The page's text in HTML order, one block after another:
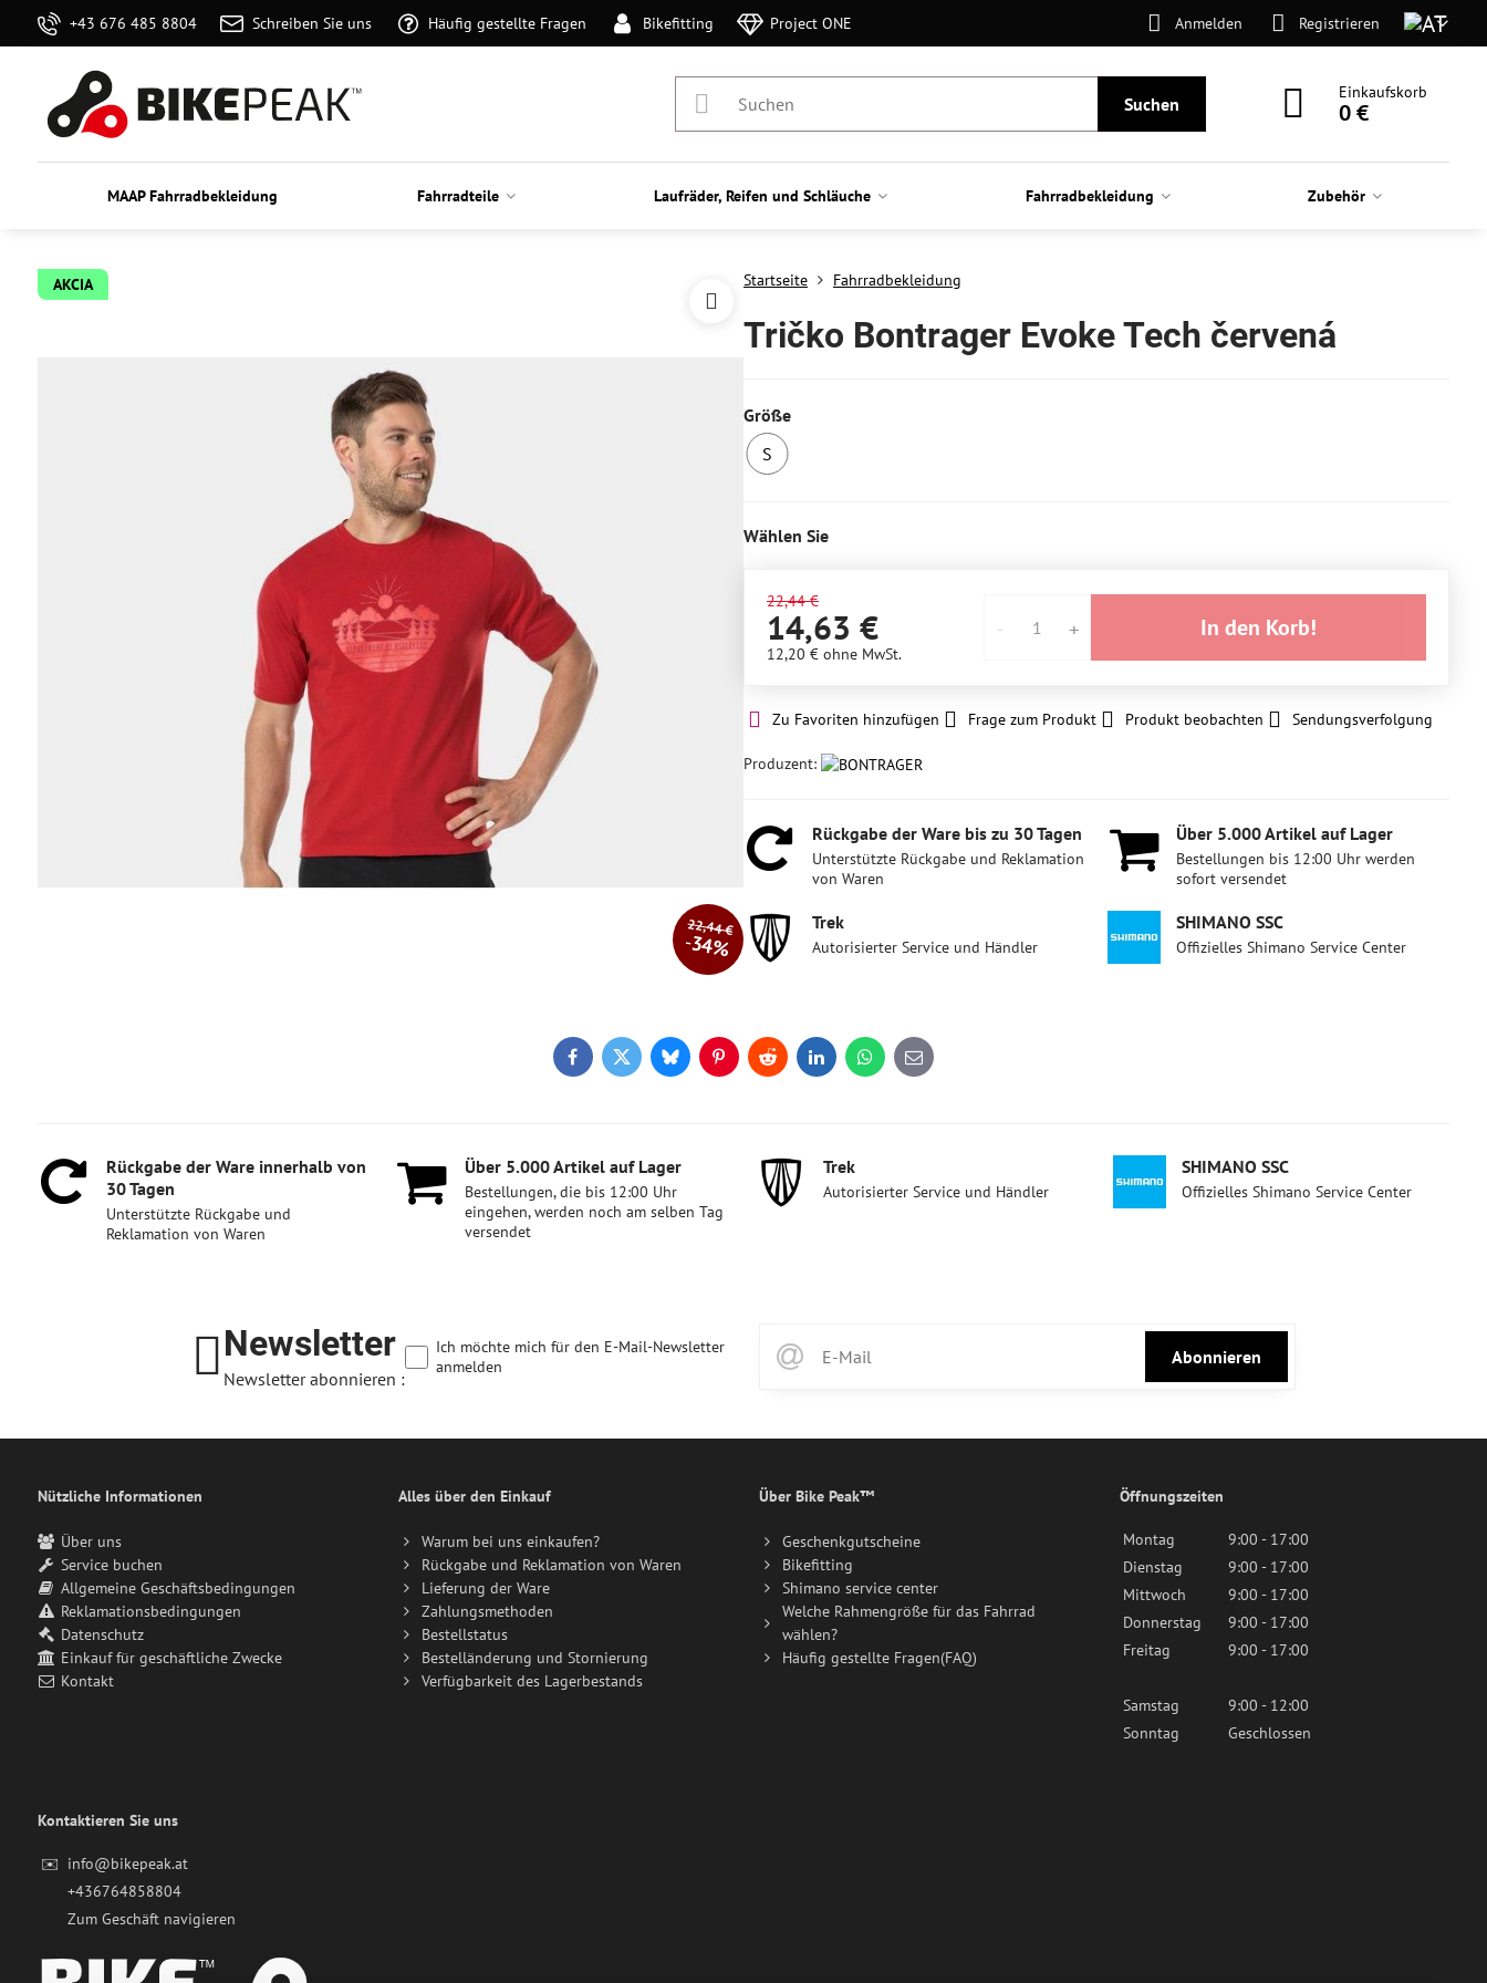
+43 676 485 8804 Schreiben Sie uns Häufig gestellte Fragen Bikefitting Project ONE Anmelden Registrieren
Suchen
Einkaufskorb
0 €
MAAP Fahrradbekleidung Fahrradteile Laufräder, Reifen und Schläuche Fahrradbekleidung Zubehör
AKCIA
22,44 €
34%
Startseite Fahrradbekleidung
Tričko Bontrager Evoke Tech červená
Größe
S
auf
Wählen Sie
22,44 €
14,63 €
12,20 € ohne MwSt.
In den Korb!
Zu Favoriten hinzufügen Frage zum Produkt Produkt beobachten Sendungsverfolgung
Produzent:
Rückgabe der Ware bis zu 30 Tagen
Unterstützte Rückgabe und Reklamation
von Waren
Über 5​.000 Artikel auf Lager
Bestellungen bis 12:00 Uhr werden
sofort versendet
Trek
Autorisierter Service und Händler
SHIMANO SSC
Offizielles Shimano Service Center
FacebookTwitterBlueskyPinterestRedditLinkedInWhatsApp
E-
mail
Rückgabe der Ware innerhalb von
30 Tagen
Unterstützte Rückgabe und
Reklamation von Waren
Über 5​.000 Artikel auf Lager
Bestellungen, die bis 12:00 Uhr
eingehen, werden noch am selben Tag
versendet
Trek
Autorisierter Service und Händler
SHIMANO SSC
Offizielles Shimano Service Center
Newsletter
Newsletter abonnieren :
Abonnieren
Ich möchte mich für den E-Mail-Newsletter
anmelden
Nützliche Informationen
Über uns
Service buchen
Allgemeine Geschäftsbedingungen
Reklamationsbedingungen
Datenschutz
Einkauf für geschäftliche Zwecke
Kontakt
Alles über den Einkauf
Warum bei uns einkaufen?
Rückgabe und Reklamation von Waren
Lieferung der Ware
Zahlungsmethoden
Bestellstatus
Bestelländerung und Stornierung
Verfügbarkeit des Lagerbestands
Über Bike Peak™
Geschenkgutscheine
Bikefitting
Shimano service center
Welche Rahmengröße für das Fahrrad
wählen?
Häufig gestellte Fragen(FAQ)
Öffnungszeiten
Montag
9:00 - 17:00
Dienstag
9:00 - 17:00
Mittwoch
9:00 - 17:00
Donnerstag
9:00 - 17:00
Freitag
9:00 - 17:00
Samstag
9:00 - 12:00
Sonntag
Geschlossen
Kontaktieren Sie uns
✉️ info@bikepeak.at
+436764858804
Zum Geschäft navigieren